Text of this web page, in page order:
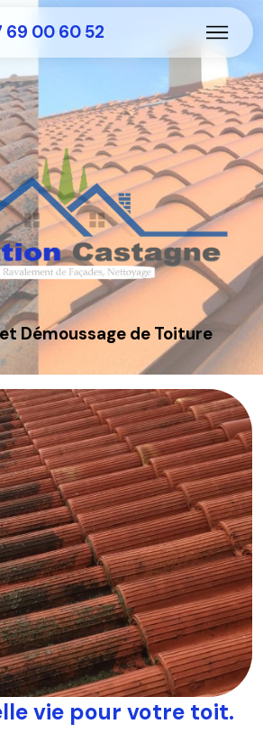
69 00 60 52
Démoussage de Toiture
vie pour votre toit.